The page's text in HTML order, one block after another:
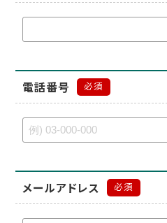
電話番号 必須
メールアドレス 必須